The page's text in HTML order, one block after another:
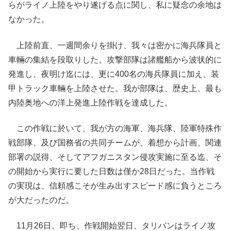
らがライノ上陸をやり遂げる点に関し、私に疑念の余地は
なかった。
上陸前直、一週間余りを掛け、我々は密かに海兵隊員と
車輛の集結を段取りした。攻撃部隊は諸艦船から波状的に
発進し、夜明け迄には、更に400名の海兵隊員に加え、装
甲トラック車輛を上陸させた。我が部隊は、歴史上、最も
内陸奥地への洋上発進上陸作戦を達成した。
この作戦に於いて、我が方の海軍、海兵隊、陸軍特殊作
戦部隊、及び国務省の共同チームが、着想から計画、関連
部署の説得、そしてアフガニスタン侵攻実施に至る迄、そ
の開始から実行に要した日数は僅か28日だった。当作戦
の実現は、信頼感こそが生み出すスピード感に負うところ
が大だったのだ。
11月26日、即ち、作戦開始翌日、タリバンはライノ攻